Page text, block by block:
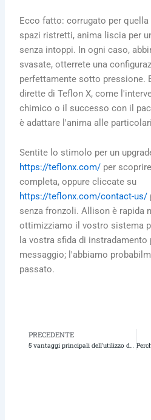
Ecco fatto: corrugato per
spazi ristretti, anima liscia per
senza intoppi. In ogni caso,
svasate, otterrete una
perfettamente sotto pressione.
dirette di Teflon X, come
chimico o il successo con il
è adattare l'anima alle
Sentite lo stimolo per un
https://teflonx.com/ per
completa, oppure cliccate su
https://teflonx.com/contact-us/
senza fronzoli. Allison è rapida
ottimizziamo il vostro sistema
la vostra sfida di
messaggio; l'abbiamo
passato.
Precedente
PRECEDENTE